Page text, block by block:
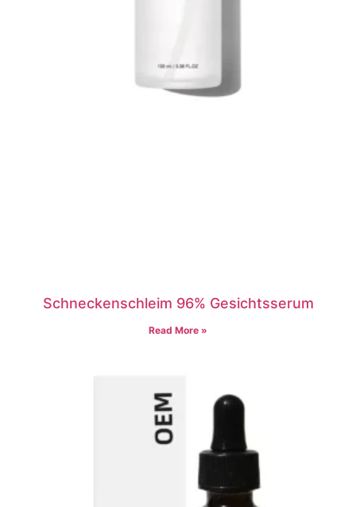
Schneckenschleim 96% Gesichtsserum
Read More »